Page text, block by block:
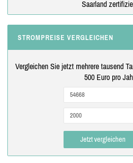
Saarland
STROMPREISE VERGLEICHEN
Vergleichen Sie jetzt mehrere tausend
500 Euro pro
Jetzt vergleichen